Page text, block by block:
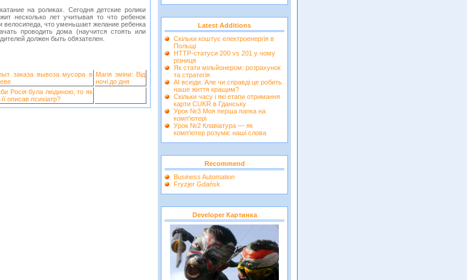
Latest Additions
Скільки коштує електроенергія в
Польщі
HTTP-статуси 200 vs 201 у чому
різниця
Як стати мільйонером: розрахунок
та стратегія
AI всюди. Але чи справді це робить
наше життя кращим?
Скільки часу і які етапи отримання
карти CUKR в Гданську
Урок №3 Моя перша папка на
комп'ютері
Урок №2 Клавіатура — як
комп'ютер розуміє наші слова
Recommend
Business Automation
Fryzjer Gdańsk
Developer Картинка
на роликах. Сегодня детские ролики
несколько лет учитывая то что ребенок
велосипеда, что уменьшает желание ребенка
проводить дома (научится стоять или
должен быть обязателен.
заказа вывоза мусора в Магія зміни: Від
ночі до дня
Росія була людиною, то як
описав психіатр?